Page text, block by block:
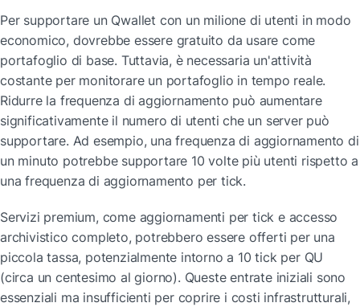
Per supportare un Qwallet con un milione di utenti in modo
economico, dovrebbe essere gratuito da usare come
portafoglio di base. Tuttavia, è necessaria un'attività
costante per monitorare un portafoglio in tempo reale.
Ridurre la frequenza di aggiornamento può aumentare
significativamente il numero di utenti che un server può
supportare. Ad esempio, una frequenza di aggiornamento di
un minuto potrebbe supportare 10 volte più utenti rispetto a
una frequenza di aggiornamento per tick.
Servizi premium, come aggiornamenti per tick e accesso
archivistico completo, potrebbero essere offerti per una
piccola tassa, potenzialmente intorno a 10 tick per QU
(circa un centesimo al giorno). Queste entrate iniziali sono
essenziali ma insufficienti per coprire i costi infrastrutturali,